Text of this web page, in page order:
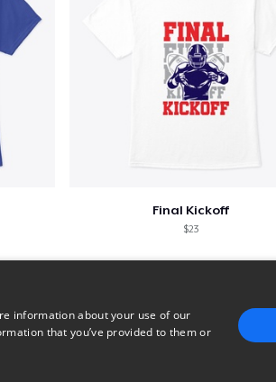
Final Kickoff
$23
information about your use of our
that you’ve provided to them or